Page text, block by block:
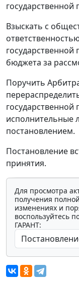
Взыскать с
бюджета за
Поручить
исполнительные
постановлением.
Постановление
принятия.
Для просмотра
получения
изменениях и
воспользуйтесь
ГАРАНТ: